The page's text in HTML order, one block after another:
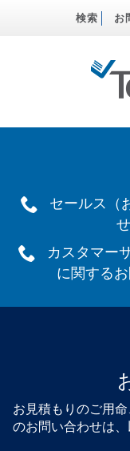
検索 お
セールス（
カスタマー
に関する
お見積もりのご用
のお問い合わせは